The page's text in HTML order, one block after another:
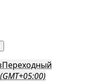
Переходный
(GMT+05:00)